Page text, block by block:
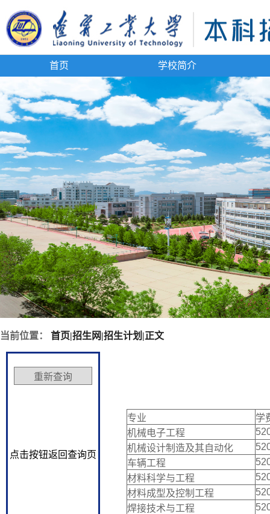
首页 学校简介
当前位置： 首页|招生网|招生计划 |正文
点击按钮返回查询页
专业
学
机械电子工程
机械设计制造及其自动化
车辆工程
材料科学与工程
材料成型及控制工程
焊接技术与工程